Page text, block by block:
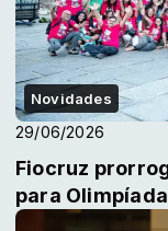
Novidades
29/06/2026
Fiocruz
para